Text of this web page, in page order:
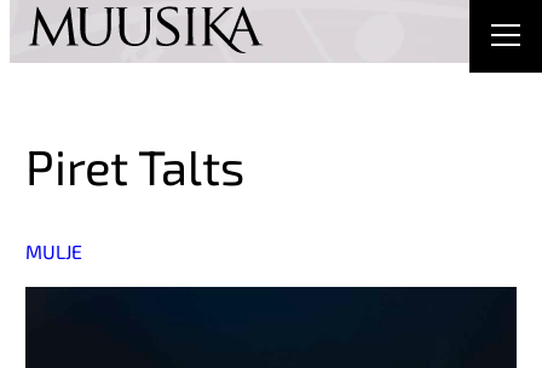
Piret Talts
MULJE